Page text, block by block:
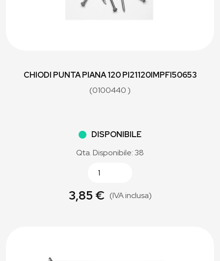
CHIODI PUNTA PIANA 120 PI21120IMPFI50653
(0100440 )
DISPONIBILE
Qta. Disponibile: 38
3,85 € (IVA inclusa)